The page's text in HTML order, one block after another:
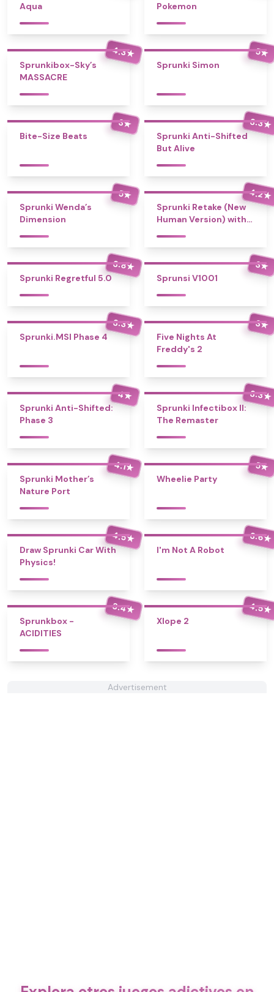
Aqua
Pokemon
4.3★
Sprunkibox-Sky’s
MASSACRE
5★
Sprunki Simon
3★
Bite-Size Beats
3.3★
Sprunki Anti-Shifted
But Alive
5★
Sprunki Wenda’s
Dimension
4.2★
Sprunki Retake (New
Human Version) with
3.8★
Sprunki Regretful 5.0
3★
Sprunsi V1001
3.3★
Sprunki.MSI Phase 4
3★
Five Nights At
Freddy's 2
4★
Sprunki Anti-Shifted:
Phase 3
3.3★
Sprunki Infectibox II:
The Remaster
4.1★
Sprunki Mother’s
Nature Port
5★
Wheelie Party
4.5★
Draw Sprunki Car With
Physics!
3.6★
I'm Not A Robot
3.4★
Sprunkbox -
ACIDITIES
4.5★
Xlope 2
Advertisement